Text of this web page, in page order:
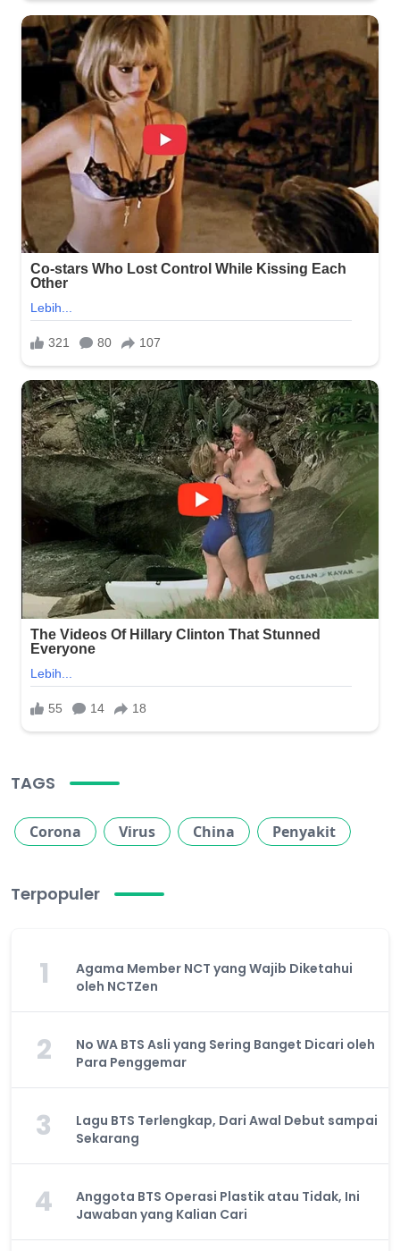
TAGS
Corona Virus China Penyakit
Terpopuler
1
Agama Member NCT yang Wajib Diketahui
oleh NCTZen
2
No WA BTS Asli yang Sering Banget Dicari oleh
Para Penggemar
3
Lagu BTS Terlengkap, Dari Awal Debut sampai
Sekarang
4
Anggota BTS Operasi Plastik atau Tidak, Ini
Jawaban yang Kalian Cari